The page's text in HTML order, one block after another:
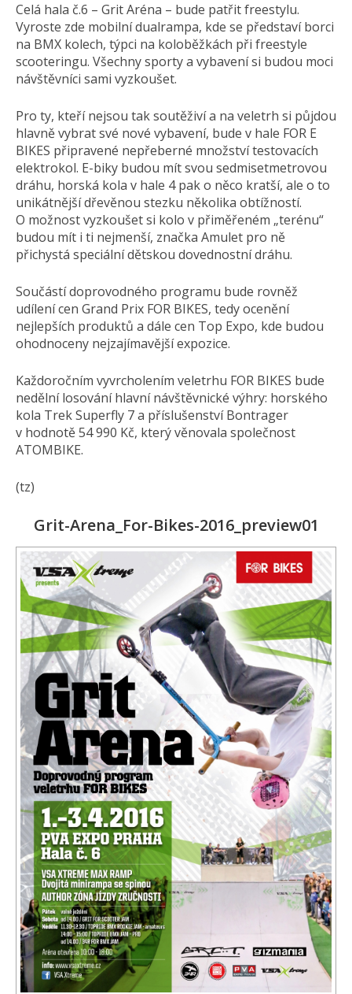
Celá hala č.6 – Grit Aréna – bude patřit freestylu.
Vyroste zde mobilní dualrampa, kde se představí borci
na BMX kolech, týpci na koloběžkách při freestyle
scooteringu. Všechny sporty a vybavení si budou moci
návštěvníci sami vyzkoušet.
Pro ty, kteří nejsou tak soutěživí a na veletrh si půjdou
hlavně vybrat své nové vybavení, bude v hale FOR E
BIKES připravené nepřeberné množství testovacích
elektrokol. E-biky budou mít svou sedmisetmetrovou
dráhu, horská kola v hale 4 pak o něco kratší, ale o to
unikátnější dřevěnou stezku několika obtížností.
O možnost vyzkoušet si kolo v přiměřeném „terénu“
budou mít i ti nejmenší, značka Amulet pro ně
přichystá speciální dětskou dovednostní dráhu.
Součástí doprovodného programu bude rovněž
udílení cen Grand Prix FOR BIKES, tedy ocenění
nejlepších produktů a dále cen Top Expo, kde budou
ohodnoceny nejzajímavější expozice.
Každoročním vyvrcholením veletrhu FOR BIKES bude
nedělní losování hlavní návštěvnické výhry: horského
kola Trek Superfly 7 a příslušenství Bontrager
v hodnotě 54 990 Kč, který věnovala společnost
ATOMBIKE.
(tz)
Grit-Arena_For-Bikes-2016_preview01